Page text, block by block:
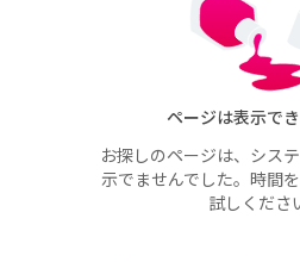
ページは表示でき
お探しのページは、シス
示でませんでした。時間
試しくださ